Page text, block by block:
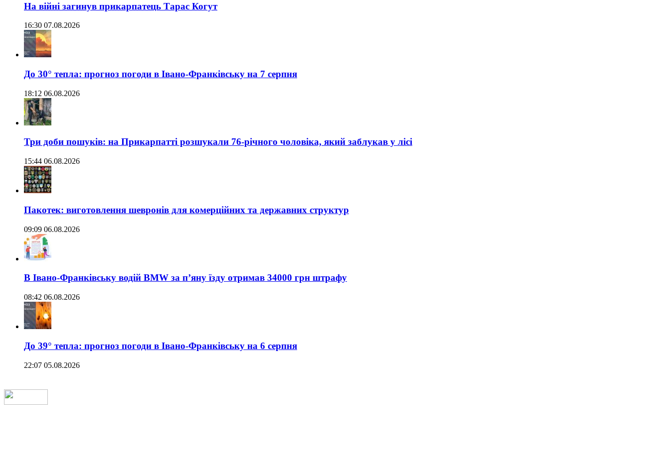
На війні загинув прикарпатець Тарас Когут
16:30 07.08.2026
До 30° тепла: прогноз погоди в Івано-Франківську на 7 серпня
18:12 06.08.2026
Три доби пошуків: на Прикарпатті розшукали 76-річного чоловіка, який заблукав у лісі
15:44 06.08.2026
Пакотек: виготовлення шевронів для комерційних та державних структур
09:09 06.08.2026
В Івано-Франківську водій BMW за п’яну їзду отримав 34000 грн штрафу
08:42 06.08.2026
До 39° тепла: прогноз погоди в Івано-Франківську на 6 серпня
22:07 05.08.2026